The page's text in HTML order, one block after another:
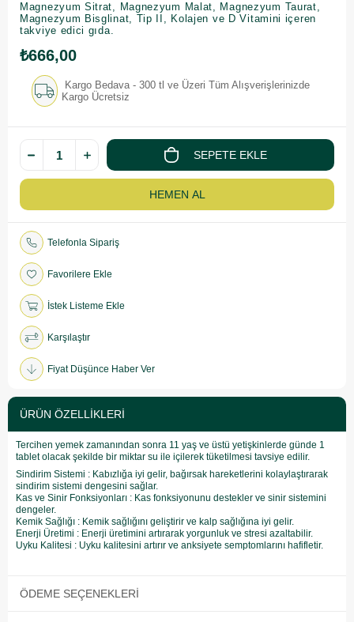
Magnezyum Sitrat, Magnezyum Malat, Magnezyum Taurat,
Magnezyum Bisglinat, Tip II, Kolajen ve D Vitamini içeren
takviye edici gıda.
₺666,00
Kargo Bedava - 300 tl ve Üzeri Tüm Alışverişlerinizde
Kargo Ücretsiz
Telefonla Sipariş
Favorilere Ekle
İstek Listeme Ekle
Karşılaştır
Fiyat Düşünce Haber Ver
ÜRÜN ÖZELLIKLERI
Tercihen yemek zamanından sonra 11 yaş ve üstü yetişkinlerde günde 1
tablet olacak şekilde bir miktar su ile içilerek tüketilmesi tavsiye edilir.
Sindirim Sistemi : Kabızlığa iyi gelir, bağırsak hareketlerini kolaylaştırarak
sindirim sistemi dengesini sağlar.
Kas ve Sinir Fonksiyonları : Kas fonksiyonunu destekler ve sinir sistemini
dengeler.
Kemik Sağlığı : Kemik sağlığını geliştirir ve kalp sağlığına iyi gelir.
Enerji Üretimi : Enerji üretimini artırarak yorgunluk ve stresi azaltabilir.
Uyku Kalitesi : Uyku kalitesini artırır ve anksiyete semptomlarını hafifletir.
ÖDEME SEÇENEKLERI